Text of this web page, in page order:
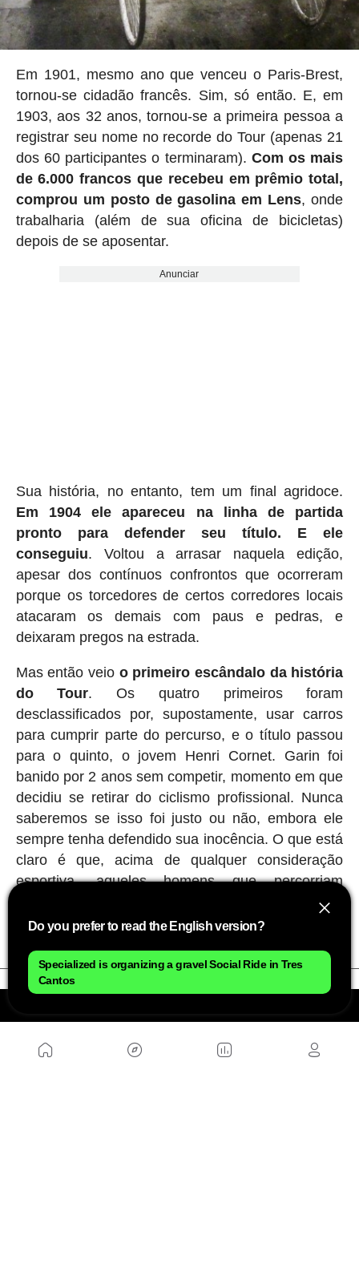
Em 1901, mesmo ano que venceu o Paris-Brest,
tornou-se cidadão francês. Sim, só então. E, em
1903, aos 32 anos, tornou-se a primeira pessoa a
registrar seu nome no recorde do Tour (apenas 21
dos 60 participantes o terminaram). Com os mais
de 6.000 francos que recebeu em prêmio total,
comprou um posto de gasolina em Lens, onde
trabalharia (além de sua oficina de bicicletas)
depois de se aposentar.
Anunciar
Sua história, no entanto, tem um final agridoce.
Em 1904 ele apareceu na linha de partida
pronto para defender seu título. E ele
conseguiu. Voltou a arrasar naquela edição,
apesar dos contínuos confrontos que ocorreram
porque os torcedores de certos corredores locais
atacaram os demais com paus e pedras, e
deixaram pregos na estrada.
Mas então veio o primeiro escândalo da história
do Tour. Os quatro primeiros foram
desclassificados por, supostamente, usar carros
para cumprir parte do percurso, e o título passou
para o quinto, o jovem Henri Cornet. Garin foi
banido por 2 anos sem competir, momento em que
decidiu se retirar do ciclismo profissional. Nunca
saberemos se isso foi justo ou não, embora ele
sempre tenha defendido sua inocência. O que está
claro é que, acima de qualquer consideração
esportiva, aqueles homens que percorriam
distâncias impossíveis puxando com suas pernas
‘máquinas pesadas' eram verdadeiros titãs.
Do you prefer to read the English version?
Specialized is organizing a gravel Social Ride in Tres
Cantos